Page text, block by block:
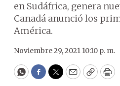
en Sudáfrica, genera
Canadá anunció los
América.
Noviembre 29, 2021 10:10 p. m.
WhatsApp
Facebook
Twitter
EmailCopy